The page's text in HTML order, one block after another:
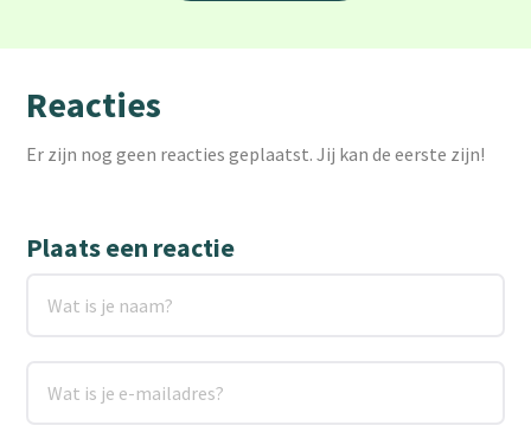
Reacties
Er zijn nog geen reacties geplaatst. Jij kan de eerste zijn!
Plaats een reactie